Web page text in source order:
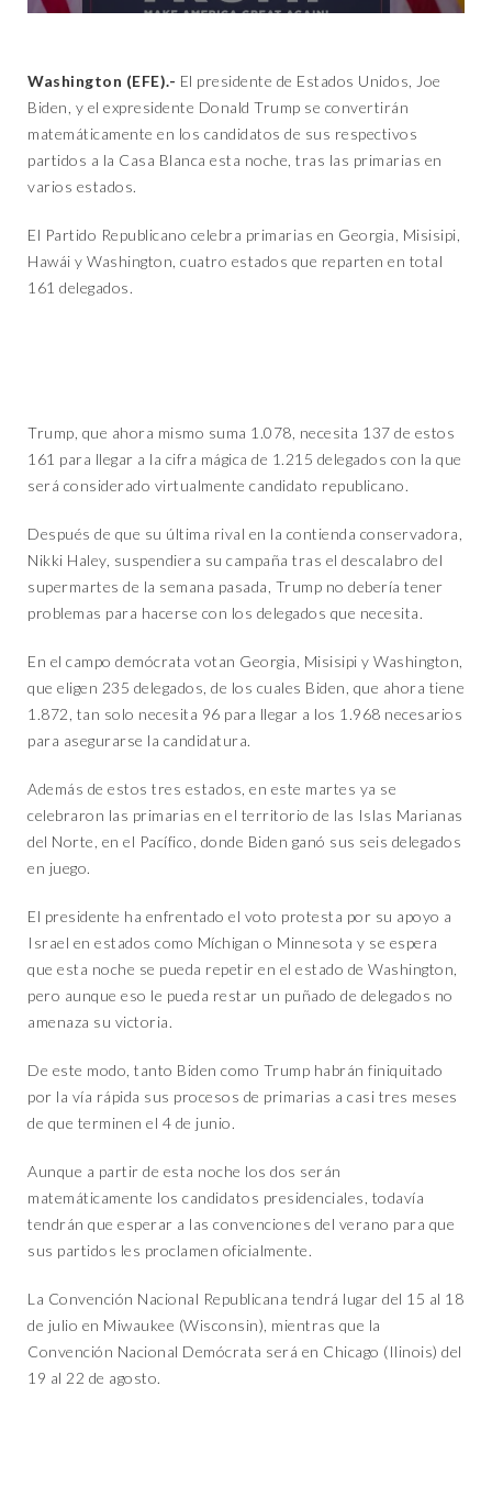
Washington (EFE).- El presidente de Estados Unidos, Joe
Biden, y el expresidente Donald Trump se convertirán
matemáticamente en los candidatos de sus respectivos
partidos a la Casa Blanca esta noche, tras las primarias en
varios estados.
El Partido Republicano celebra primarias en Georgia, Misisipi,
Hawái y Washington, cuatro estados que reparten en total
161 delegados.
Trump, que ahora mismo suma 1.078, necesita 137 de estos
161 para llegar a la cifra mágica de 1.215 delegados con la que
será considerado virtualmente candidato republicano.
Después de que su última rival en la contienda conservadora,
Nikki Haley, suspendiera su campaña tras el descalabro del
supermartes de la semana pasada, Trump no debería tener
problemas para hacerse con los delegados que necesita.
En el campo demócrata votan Georgia, Misisipi y Washington,
que eligen 235 delegados, de los cuales Biden, que ahora tiene
1.872, tan solo necesita 96 para llegar a los 1.968 necesarios
para asegurarse la candidatura.
Además de estos tres estados, en este martes ya se
celebraron las primarias en el territorio de las Islas Marianas
del Norte, en el Pacífico, donde Biden ganó sus seis delegados
en juego.
El presidente ha enfrentado el voto protesta por su apoyo a
Israel en estados como Míchigan o Minnesota y se espera
que esta noche se pueda repetir en el estado de Washington,
pero aunque eso le pueda restar un puñado de delegados no
amenaza su victoria.
De este modo, tanto Biden como Trump habrán finiquitado
por la vía rápida sus procesos de primarias a casi tres meses
de que terminen el 4 de junio.
Aunque a partir de esta noche los dos serán
matemáticamente los candidatos presidenciales, todavía
tendrán que esperar a las convenciones del verano para que
sus partidos les proclamen oficialmente.
La Convención Nacional Republicana tendrá lugar del 15 al 18
de julio en Miwaukee (Wisconsin), mientras que la
Convención Nacional Demócrata será en Chicago (Ilinois) del
19 al 22 de agosto.